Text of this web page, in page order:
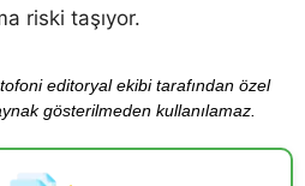
riski taşıyor.
editoryal ekibi tarafından özel
gösterilmeden kullanılamaz.